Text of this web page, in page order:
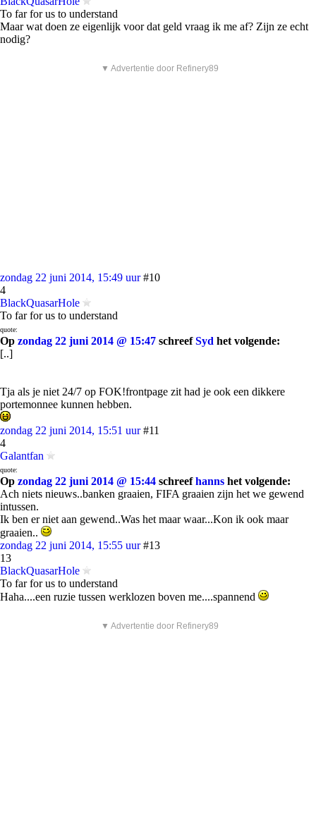
To far for us to understand
Maar wat doen ze eigenlijk voor dat geld vraag ik me af? Zijn ze echt
nodig?
▼ Advertentie door Refinery89
zondag 22 juni 2014, 15:49 uur #10
4
BlackQuasarHole
To far for us to understand
quote:
Op zondag 22 juni 2014 @ 15:47 schreefSyd het volgende:
[..]
Tja als je niet 24/7 op FOK!frontpage zit had je ook een dikkere
portemonnee kunnen hebben.
zondag 22 juni 2014, 15:51 uur #11
4
Galantfan
quote:
Op zondag 22 juni 2014 @ 15:44 schreefhanns het volgende:
Ach niets nieuws..banken graaien, FIFA graaien zijn het we gewend
intussen.
Ik ben er niet aan gewend..Was het maar waar...Kon ik ook maar
graaien..
zondag 22 juni 2014, 15:55 uur #13
13
BlackQuasarHole
To far for us to understand
Haha....een ruzie tussen werklozen boven me....spannend
▼ Advertentie door Refinery89